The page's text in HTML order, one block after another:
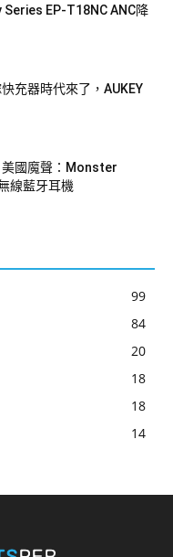
Series EP-T18NC ANC降
充器時代來了，AUKEY
國魔聲：Monster
線藍牙耳機
99
84
20
18
18
14